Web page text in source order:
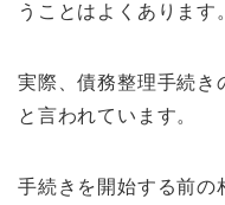
うことはよくあります
実際、債務整理手続き
と言われています。
手続きを開始する前の